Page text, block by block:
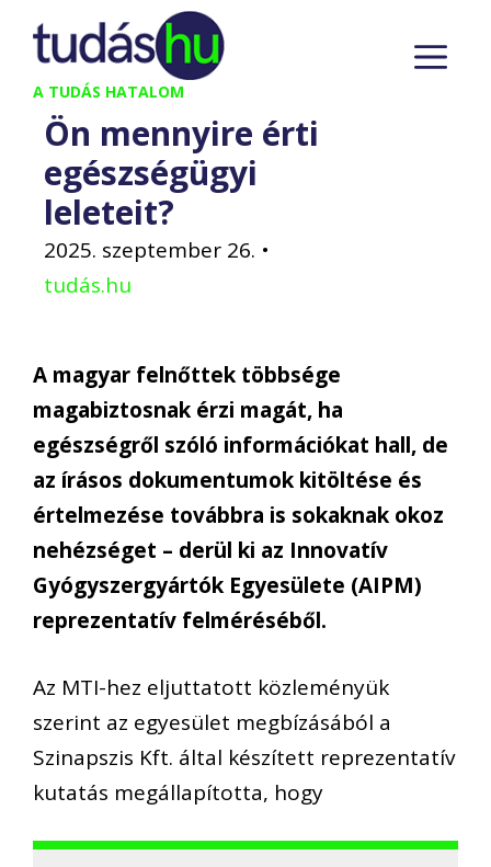
Kilépés
tartalomba
A TUDÁS HATALOM
Ön mennyire érti
egészségügyi
leleteit?
2025. szeptember 26. •
tudás.hu
A magyar felnőttek többsége
magabiztosnak érzi magát, ha
egészségről szóló információkat hall, de
az írásos dokumentumok kitöltése és
értelmezése továbbra is sokaknak okoz
nehézséget – derül ki az Innovatív
Gyógyszergyártók Egyesülete (AIPM)
reprezentatív felméréséből.
Az MTI-hez eljuttatott közleményük
szerint az egyesület megbízásából a
Szinapszis Kft. által készített reprezentatív
kutatás megállapította, hogy